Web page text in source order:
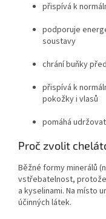
přispívá k
podporuje
soustavy
chrání buňky
přispívá k
pokožky i vlasů
pomáhá
Proč zvolit
Běžné formy minerálů
vstřebatelnost,
a kyselinami. Na místo
účinných látek.